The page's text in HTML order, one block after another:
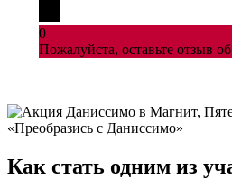
0
Пожалуйста, оставьте отзыв
Как стать одним из